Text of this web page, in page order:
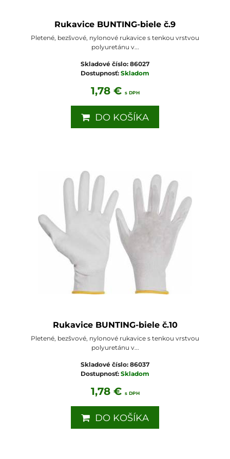
Rukavice BUNTING-biele č.9
Pletené, bezšvové, nylonové rukavice s tenkou vrstvou
polyuretánu v...
Skladové číslo: 86027
Dostupnosť: Skladom
1,78 € s DPH
DO KOŠÍKA
Rukavice BUNTING-biele č.10
Pletené, bezšvové, nylonové rukavice s tenkou vrstvou
polyuretánu v...
Skladové číslo: 86037
Dostupnosť: Skladom
1,78 € s DPH
DO KOŠÍKA